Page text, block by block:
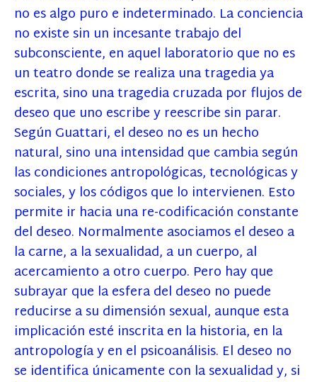
no es algo puro e indeterminado. La conciencia
no existe sin un incesante trabajo del
subconsciente, en aquel laboratorio que no es
un teatro donde se realiza una tragedia ya
escrita, sino una tragedia cruzada por flujos de
deseo que uno escribe y reescribe sin parar.
Según Guattari, el deseo no es un hecho
natural, sino una intensidad que cambia según
las condiciones antropológicas, tecnológicas y
sociales, y los códigos que lo intervienen. Esto
permite ir hacia una re-codificación constante
del deseo. Normalmente asociamos el deseo a
la carne, a la sexualidad, a un cuerpo, al
acercamiento a otro cuerpo. Pero hay que
subrayar que la esfera del deseo no puede
reducirse a su dimensión sexual, aunque esta
implicación esté inscrita en la historia, en la
antropología y en el psicoanálisis. El deseo no
se identifica únicamente con la sexualidad y, si